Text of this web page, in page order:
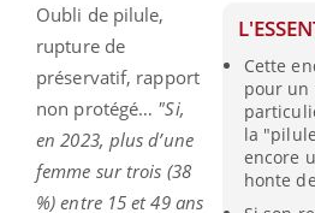
Cette
pour un
la
encore
honte
Oubli de pilule,
rupture de
préservatif, rapport
non protégé… "Si,
en 2023, plus d’une
femme sur trois (38
%) entre 15 et 49 ans